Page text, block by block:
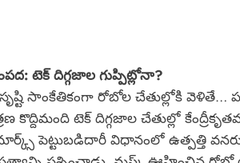
టెక్ దిగ్గజాల గుప్పిట్లోనా?
సాంకేతికంగా రోబోల చేతుల్లోకి వెళితే…
కొద్దిమంది టెక్ దిగ్గజాల చేతుల్లో
పెట్టుబడిదారీ విధానంలో ఉత్పత్తి